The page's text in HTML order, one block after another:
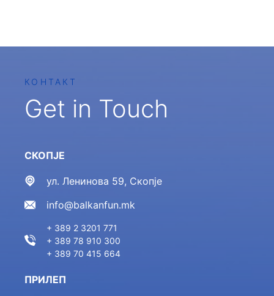
КОНТАКТ
Get in Touch
СКОПЈЕ
ул. Ленинова 59, Скопје
info@balkanfun.mk
+ 389 2 3201 771
+ 389 78 910 300
+ 389 70 415 664
ПРИЛЕП